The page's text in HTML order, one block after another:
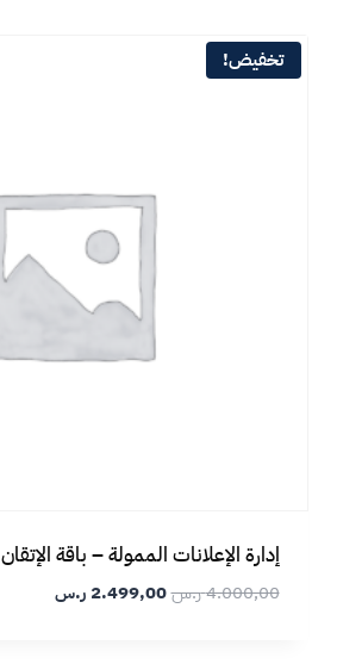
تخفيض!
إدارة الإعلانات الممولة – باقة الإتقان
4.000,00ر.س2.499,00 ر.س